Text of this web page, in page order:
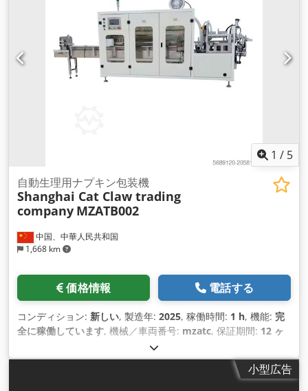
1 / 5
中国、中華人民共和国
1,668 km
自動生理用ナプキン包装機
Shanghai Cat Claw trading
company MZATB002
価格情報 電話する
コンディション: 新しい, 製造年: 2025, 稼働時間: 1 h, 機能: 完
全に稼働しています, 機械／車両番号: mzatc, 保証期間: 12 ヶ
1,000 mm
力電流の種類:三相, 総重量:450 kg（キログラム）, 圧縮空気
CEマーキング 小型広告